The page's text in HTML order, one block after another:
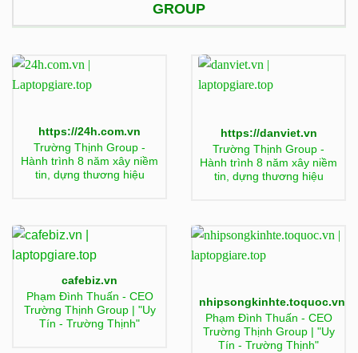
GROUP
https://24h.com.vn
Trường Thịnh Group -
Hành trình 8 năm xây niềm
tin, dựng thương hiệu
https://danviet.vn
Trường Thịnh Group -
Hành trình 8 năm xây niềm
tin, dựng thương hiệu
cafebiz.vn
Phạm Đình Thuấn - CEO
Trường Thịnh Group | "Uy
Tín - Trường Thịnh"
nhipsongkinhte.toquoc.vn
Phạm Đình Thuấn - CEO
Trường Thịnh Group | "Uy
Tín - Trường Thịnh"